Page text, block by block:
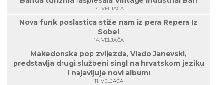
14. VELJAČA
Nova funk poslastica stiže nam iz pera Repera Iz
Sobe!
14. VELJAČA
Makedonska pop zvijezda, Vlado Janevski,
predstavlja drugi službeni singl na hrvatskom jeziku
i najavljuje novi album!
11. VELJAČA